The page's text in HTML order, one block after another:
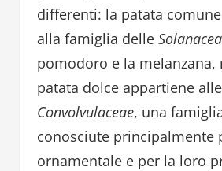
differenti: la patata
alla famiglia delle
pomodoro e la melanzana,
patata dolce appartiene alle
Convolvulaceae, una
conosciute principalmente
ornamentale e per la loro